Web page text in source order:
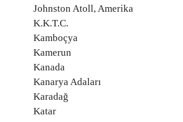
Johnston Atoll, Amerika
K.K.T.C.
Kamboçya
Kamerun
Kanada
Kanarya Adaları
Karadağ
Katar